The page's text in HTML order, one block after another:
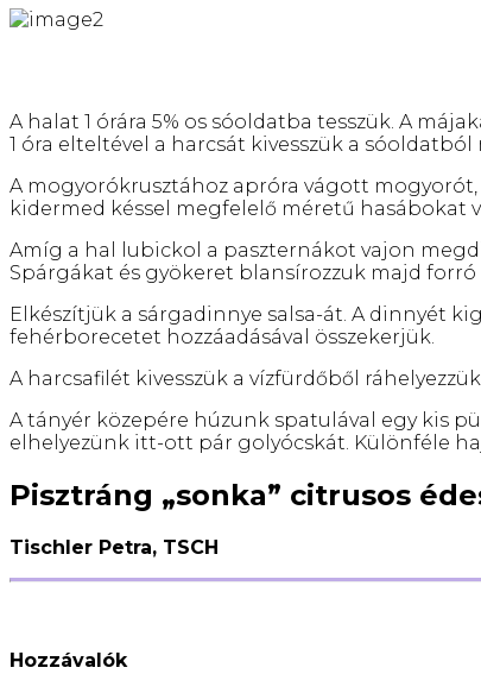
A halat 1 órára 5% os sóoldatba tesszük. A
1 óra elteltével a harcsát kivesszük a
A mogyorókrusztához apróra vágott
kidermed késsel megfelelő méretű hasábokat
Amíg a hal lubickol a paszternákot vajon
Spárgákat és gyökeret blansírozzuk majd
Elkészítjük a sárgadinnye salsa-át. A dinnyét
fehérborecetet hozzáadásával összekerjük.
A harcsafilét kivesszük a vízfürdőből
A tányér közepére húzunk spatulával egy kis
elhelyezünk itt-ott pár golyócskát. Különféle
Pisztráng „sonka” citrusos
Tischler Petra, TSCH
Hozzávalók